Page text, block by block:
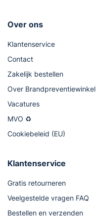
Over ons
Klantenservice
Contact
Zakelijk bestellen
Over Brandpreventiewinkel
Vacatures
MVO ♻
Cookiebeleid (EU)
Klantenservice
Gratis retourneren
Veelgestelde vragen FAQ
Bestellen en verzenden